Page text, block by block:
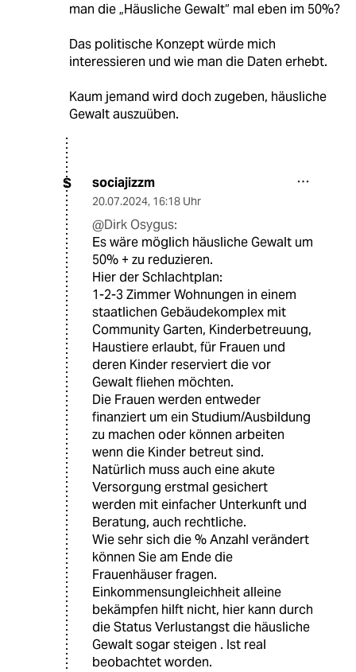
man die „Häusliche Gewalt“ mal eben im 50%?
Das politische Konzept würde mich
interessieren und wie man die Daten erhebt.
Kaum jemand wird doch zugeben, häusliche
Gewalt auszuüben.
S sociajizzm
20.07.2024, 16:18 Uhr
@Dirk Osygus:
Es wäre möglich häusliche Gewalt um
50% + zu reduzieren.
Hier der Schlachtplan:
1-2-3 Zimmer Wohnungen in einem
staatlichen Gebäudekomplex mit
Community Garten, Kinderbetreuung,
Haustiere erlaubt, für Frauen und
deren Kinder reserviert die vor
Gewalt fliehen möchten.
Die Frauen werden entweder
finanziert um ein Studium/Ausbildung
zu machen oder können arbeiten
wenn die Kinder betreut sind.
Natürlich muss auch eine akute
Versorgung erstmal gesichert
werden mit einfacher Unterkunft und
Beratung, auch rechtliche.
Wie sehr sich die % Anzahl verändert
können Sie am Ende die
Frauenhäuser fragen.
Einkommensungleichheit alleine
bekämpfen hilft nicht, hier kann durch
die Status Verlustangst die häusliche
Gewalt sogar steigen . Ist real
beobachtet worden.